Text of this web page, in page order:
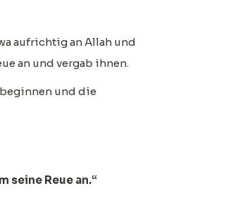
aufrichtig an Allah und
an und vergab ihnen.
beginnen und die
seine Reue an.“